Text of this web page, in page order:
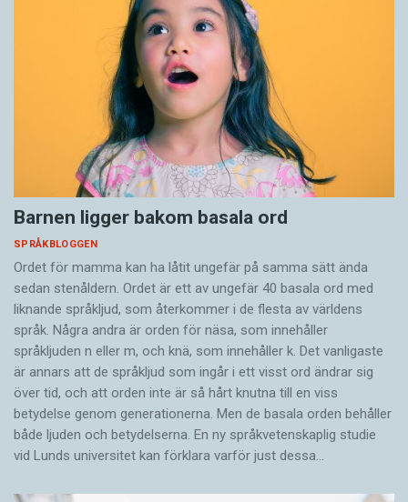
Barnen ligger bakom basala ord
SPRÅKBLOGGEN
Ordet för mamma kan ha låtit ungefär på samma sätt ända
sedan stenåldern. Ordet är ett av ungefär 40 basala ord med
liknande språkljud, som återkommer i de flesta av världens
språk. Några andra är orden för näsa, som innehåller
språkljuden n eller m, och knä, som innehåller k. Det vanligaste
är annars att de språkljud som ingår i ett visst ord ändrar sig
över tid, och att orden inte är så hårt knutna till en viss
betydelse genom generationerna. Men de basala orden behåller
både ljuden och betydelserna. En ny språkvetenskaplig studie
vid Lunds universitet kan förklara varför just dessa…